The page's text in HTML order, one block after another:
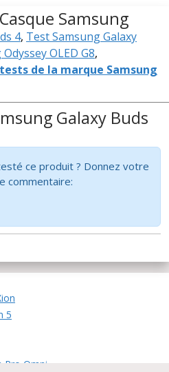
Samsung
4, Test Samsung Galaxy
OLED G8,
de la marque Samsung
Galaxy Buds
ce produit ? Donnez votre
commentaire:
5
Pro Omni